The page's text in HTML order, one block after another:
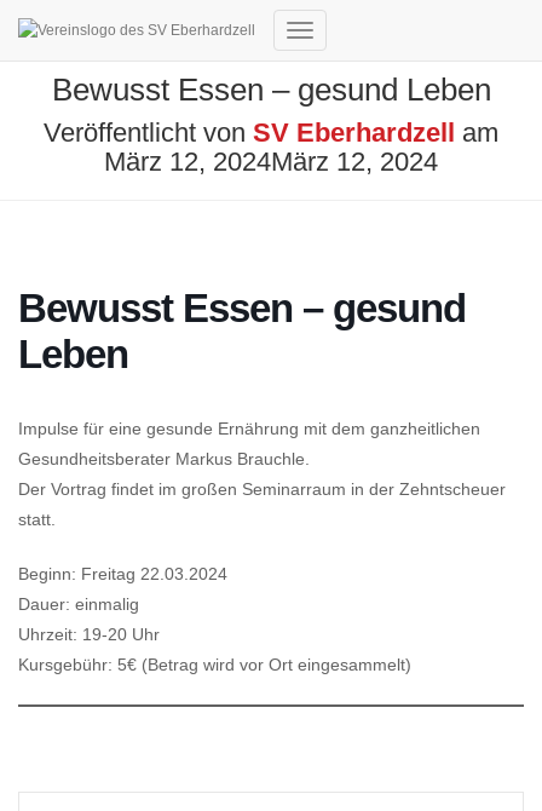
Navigation
Bewusst Essen – gesund Leben
Veröffentlicht von SV Eberhardzell am
März 12, 2024März 12, 2024
Bewusst Essen – gesund
Leben
Impulse für eine gesunde Ernährung mit dem ganzheitlichen
Gesundheitsberater Markus Brauchle.
Der Vortrag findet im großen Seminarraum in der Zehntscheuer
statt.
Beginn: Freitag 22.03.2024
Dauer: einmalig
Uhrzeit: 19-20 Uhr
Kursgebühr: 5€ (Betrag wird vor Ort eingesammelt)